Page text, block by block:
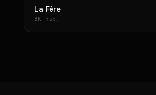
La Fère
3K hab.